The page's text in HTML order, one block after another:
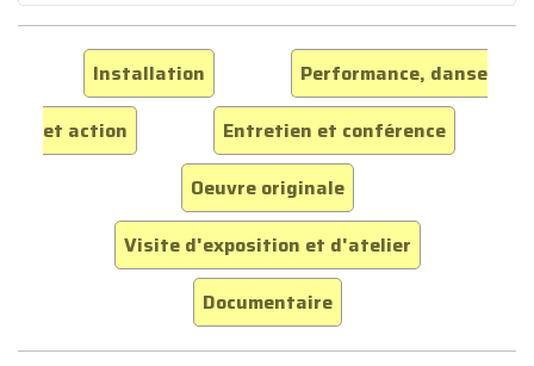
Installation
Performance, danse
et action
Entretien et conférence
Oeuvre originale
Visite d'exposition et d'atelier
Documentaire